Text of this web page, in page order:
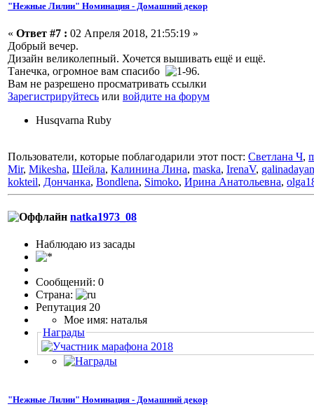
"Нежные Лилии" Номинация - Домашний декор
« Ответ #7 : 02 Апреля 2018, 21:55:19 »
Добрый вечер.
Дизайн великолепный. Хочется вышивать ещё и ещё.
Танечка, огромное вам спасибо
.
Вам не разрешено просматривать ссылки
Зарегистрируйтесь или войдите на форум
Husqvarna Ruby
Пользователи, которые поблагодарили этот пост: Светлана Ч,
Mir, Mikesha, Шейла, Калинина Лина, maska, IrenaV,
kokteil, Дончанка, Bondlena, Simoko, Ирина Анатольевна,
natka1973_08
Наблюдаю из засады
Сообщений: 0
Страна:
Репутация 20
Мое имя: наталья
Награды
"Нежные Лилии" Номинация - Домашний декор